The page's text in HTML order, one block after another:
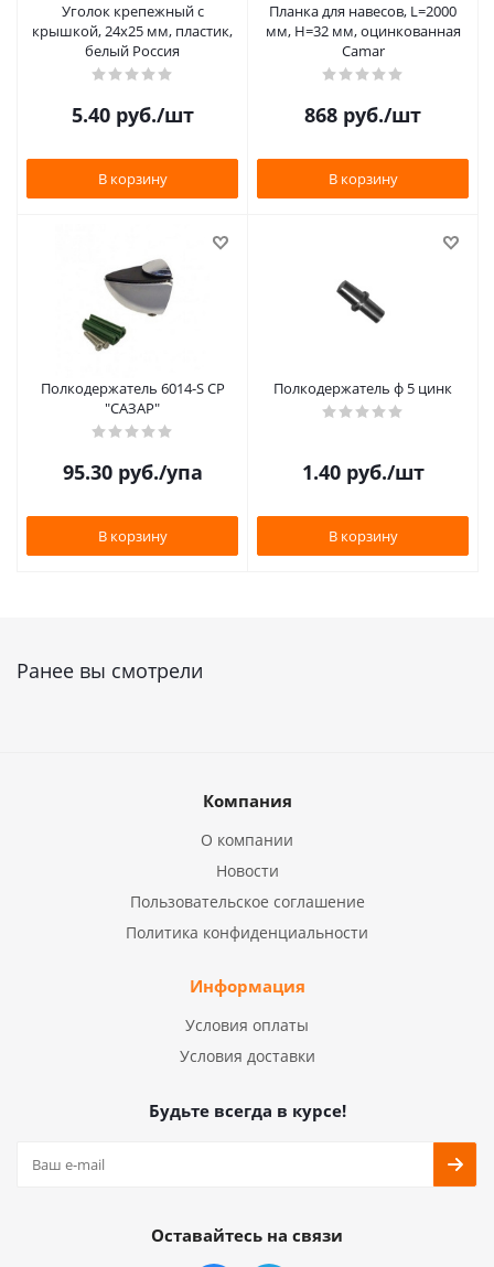
Уголок крепежный с
крышкой, 24х25 мм, пластик,
белый Россия
5.40руб./шт
В корзину
Планка для навесов, L=2000
мм, H=32 мм, оцинкованная
Camar
868 руб./шт
В корзину
Полкодержатель 6014-S CP
"САЗАР"
95.30руб./упа
В корзину
Полкодержатель ф 5 цинк
1.40руб./шт
В корзину
Ранее вы смотрели
Компания
О компании
Новости
Пользовательское соглашение
Политика конфиденциальности
Информация
Условия оплаты
Условия доставки
Будьте всегда в курсе!
Оставайтесь на связи